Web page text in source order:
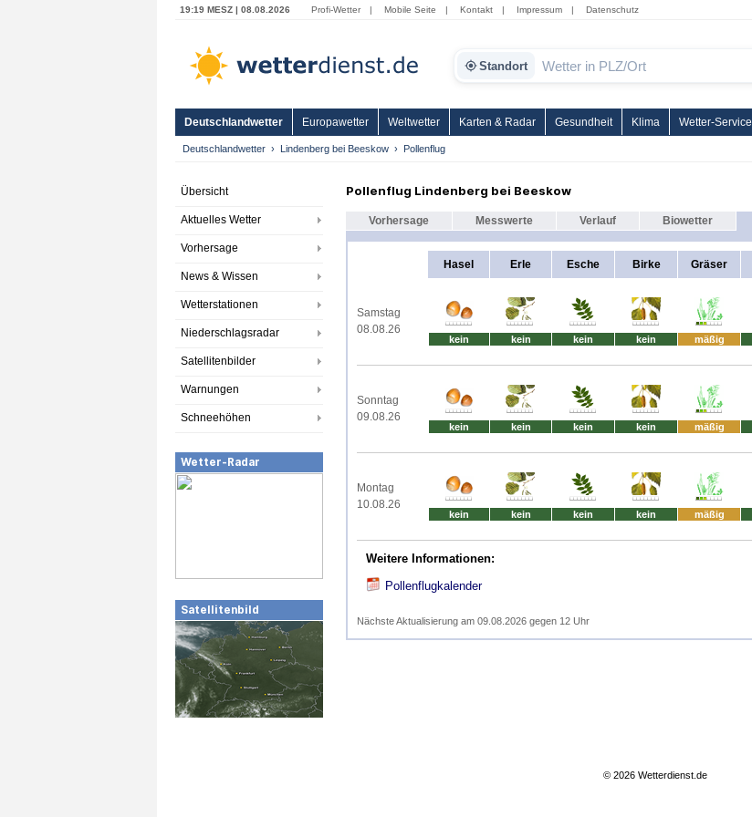
19:19 MESZ | 08.08.2026 Profi-Wetter | Mobile Seite | Kontakt | Impressum | Datenschutz
Standort
Deutschlandwetter Europawetter Weltwetter Karten & Radar Gesundheit Klima Wetter-Service
Deutschlandwetter Lindenberg bei Beeskow Pollenflug
Übersicht
Aktuelles Wetter
Vorhersage
News & Wissen
Wetterstationen
Niederschlagsradar
Satellitenbilder
Warnungen
Schneehöhen
Wetter-Radar
Satellitenbild
Pollenflug Lindenberg bei Beeskow
Vorhersage Messwerte Verlauf Biowetter
Hasel Erle Esche Birke Gräser
Samstag
08.08.26
kein kein kein kein mäßig
Sonntag
09.08.26
kein kein kein kein mäßig
Montag
10.08.26
kein kein kein kein mäßig
Weitere Informationen:
Pollenflugkalender
Nächste Aktualisierung am 09.08.2026 gegen 12 Uhr
© 2026 Wetterdienst.de